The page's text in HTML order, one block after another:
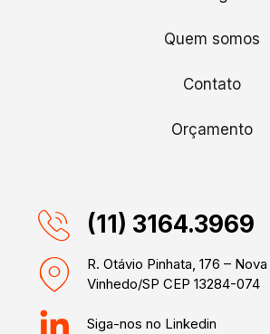
Quem somos
Contato
Orçamento
(11) 3164.3969
R. Otávio Pinhata, 176 –
Vinhedo/SP CEP 13284-074
Siga-nos no Linkedin